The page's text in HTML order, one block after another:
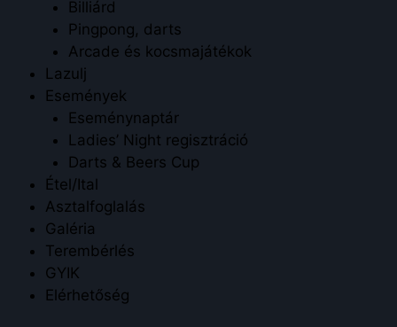
Billiárd
Pingpong, darts
Arcade és kocsmajátékok
Lazulj
Események
Eseménynaptár
Ladies’ Night regisztráció
Darts & Beers Cup
Étel/Ital
Asztalfoglalás
Galéria
Terembérlés
GYIK
Elérhetőség